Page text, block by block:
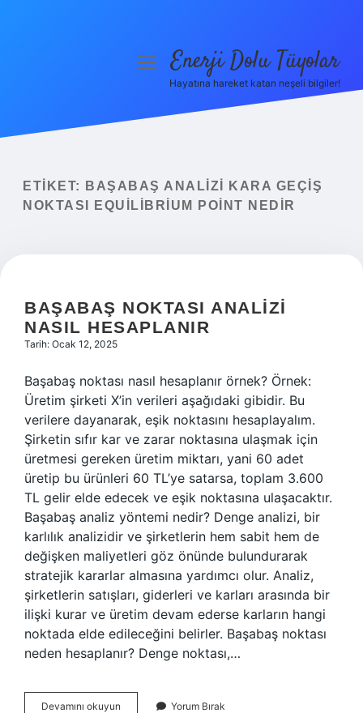
Yasal Uyarı
menüyüEnerji Dolu Tüyolar
Hayatına hareket katan neşeli bilgiler!
ETIKET:
BAŞABAŞ ANALIZI KARA GEÇIŞ
NOKTASI EQUILIBRIUM POINT NEDIR
BAŞABAŞ NOKTASI ANALIZI
NASIL HESAPLANIR
Tarih: Ocak 12, 2025
Başabaş noktası nasıl hesaplanır örnek? Örnek:
Üretim şirketi X’in verileri aşağıdaki gibidir. Bu
verilere dayanarak, eşik noktasını hesaplayalım.
Şirketin sıfır kar ve zarar noktasına ulaşmak için
üretmesi gereken üretim miktarı, yani 60 adet
üretip bu ürünleri 60 TL’ye satarsa, toplam 3.600
TL gelir elde edecek ve eşik noktasına ulaşacaktır.
Başabaş analiz yöntemi nedir? Denge analizi, bir
karlılık analizidir ve şirketlerin hem sabit hem de
değişken maliyetleri göz önünde bulundurarak
stratejik kararlar almasına yardımcı olur. Analiz,
şirketlerin satışları, giderleri ve karları arasında bir
ilişki kurar ve üretim devam ederse karların hangi
noktada elde edileceğini belirler. Başabaş noktası
neden hesaplanır? Denge noktası,…
Devamını okuyun Başabaş
Yorum Bırak